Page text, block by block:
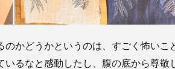
かどうかというのは、すごく怖いこ
るなと感動したし、腹の底から尊敬